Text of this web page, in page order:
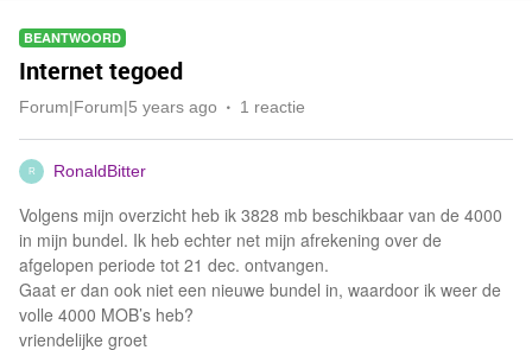
BEANTWOORD
Internet tegoed
Forum|Forum|5 years ago 1 reactie
R RonaldBitter
Volgens mijn overzicht heb ik 3828 mb beschikbaar van de 4000
in mijn bundel. Ik heb echter net mijn afrekening over de
afgelopen periode tot 21 dec. ontvangen.
Gaat er dan ook niet een nieuwe bundel in, waardoor ik weer de
volle 4000 MOB’s heb?
vriendelijke groet